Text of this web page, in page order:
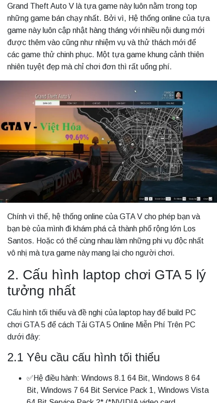
Grand Theft Auto V là tựa game này luôn nằm trong top
những game bán chạy nhất. Bởi vì, Hệ thống online của tựa
game này luôn cập nhật hàng tháng với nhiều nội dung mới
được thêm vào cũng như nhiệm vụ và thử thách mới để
các game thử chinh phục. Một tựa game khung cảnh thiên
nhiên tuyệt đẹp mà chỉ chơi đơn thì rất uổng phí.
Chính vì thế, hệ thống online của GTA V cho phép bạn và
bạn bè của mình đi khám phá cả thành phố rộng lớn Los
Santos. Hoặc có thể cùng nhau làm những phi vụ độc nhất
vô nhị mà tựa game này mang lại cho người chơi.
2. Cấu hình laptop chơi GTA 5 lý
tưởng nhất
Cấu hình tối thiểu và đề nghị của laptop hay để build PC
chơi GTA 5 để cách Tải GTA 5 Online Miễn Phí Trên PC
dưới đây:
2.1 Yêu cầu cấu hình tối thiểu
✅Hệ điều hành: Windows 8.1 64 Bit, Windows 8 64
Bit, Windows 7 64 Bit Service Pack 1, Windows Vista